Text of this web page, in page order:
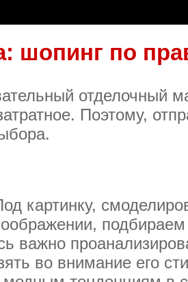
шопинг по
отделочный
Поэтому,
картинку,
подбираем
важно
во внимание его